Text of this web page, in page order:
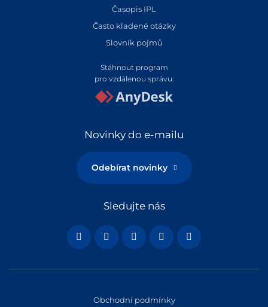
Časopis IPL
Často kladené otázky
Slovník pojmů
Stáhnout program
pro vzdálenou správu:
Novinky do e-mailu
Odebírat novinky
Sledujte nás
Obchodní podmínky